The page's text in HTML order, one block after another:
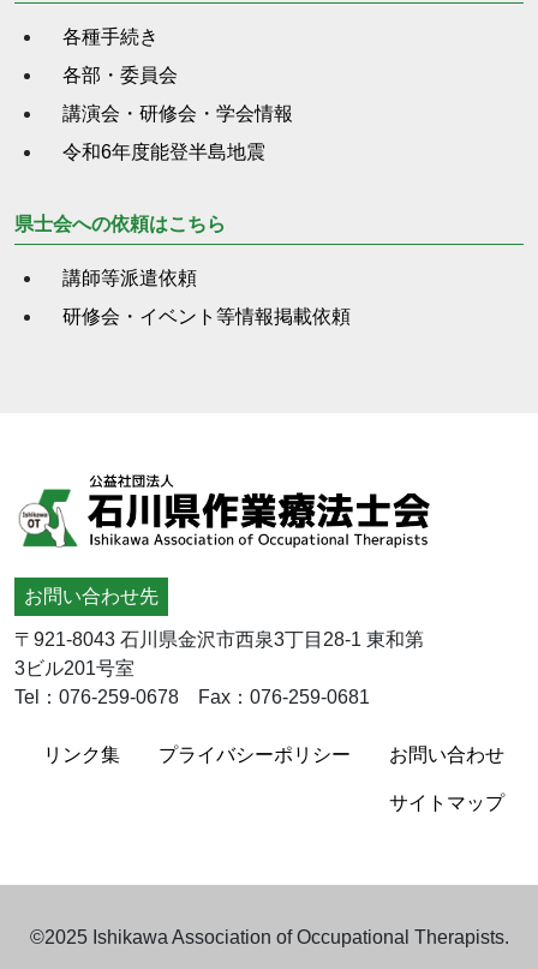
各種手続き
各部・委員会
講演会・研修会・学会情報
令和6年度能登半島地震
県士会への依頼はこちら
講師等派遣依頼
研修会・イベント等情報掲載依頼
お問い合わせ先
〒921-8043 石川県金沢市西泉3丁目28-1 東和第
3ビル201号室
Tel：076-259-0678 Fax：076-259-0681
リンク集 プライバシーポリシー お問い合わせ
サイトマップ
©2025 Ishikawa Association of Occupational Therapists.